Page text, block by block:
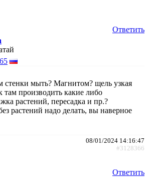
Ответить
стенки мыть? Магнитом? щель узкая
там производить какие либо
растений, пересадка и пр.?
растений надо делать, вы наверное
08/01/2024 14:16:47
#3128366
Ответить